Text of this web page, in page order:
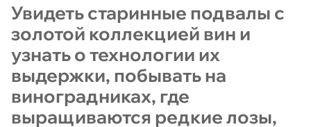
Увидеть старинные подвалы с
золотой коллекцией вин и
узнать о технологии их
выдержки, побывать на
виноградниках, где
выращиваются редкие лозы,